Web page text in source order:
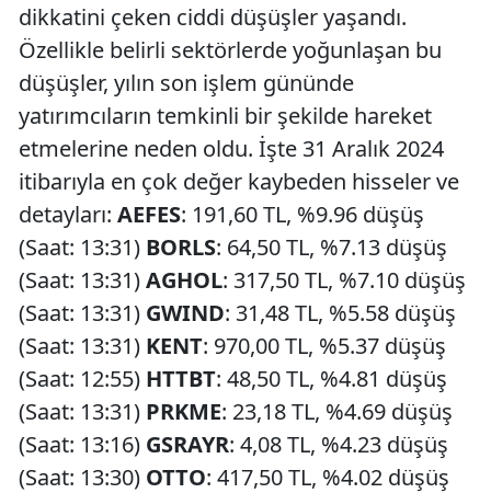
dikkatini çeken ciddi düşüşler yaşandı.
Özellikle belirli sektörlerde yoğunlaşan bu
düşüşler, yılın son işlem gününde
yatırımcıların temkinli bir şekilde hareket
etmelerine neden oldu. İşte 31 Aralık 2024
itibarıyla en çok değer kaybeden hisseler ve
detayları: AEFES: 191,60 TL, %9.96 düşüş
(Saat: 13:31) BORLS: 64,50 TL, %7.13 düşüş
(Saat: 13:31)AGHOL: 317,50 TL, %7.10 düşüş
(Saat: 13:31) GWIND: 31,48 TL, %5.58 düşüş
(Saat: 13:31) KENT: 970,00 TL, %5.37 düşüş
(Saat: 12:55) HTTBT: 48,50 TL, %4.81 düşüş
(Saat: 13:31) PRKME: 23,18 TL, %4.69 düşüş
(Saat: 13:16) GSRAYR: 4,08 TL, %4.23 düşüş
(Saat: 13:30) OTTO: 417,50 TL, %4.02 düşüş